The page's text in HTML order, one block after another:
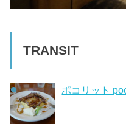
TRANSIT
ポコリット